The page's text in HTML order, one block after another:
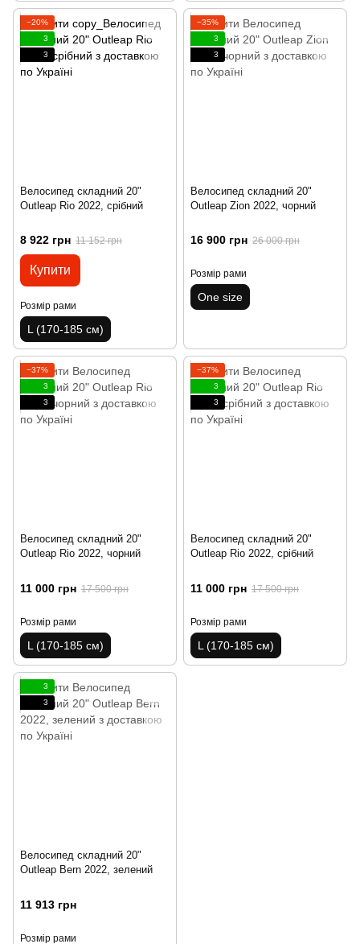
−20%
3
3
Велосипед складний 20"
Outleap Rio 2022, срібний
8 922 грн 11 152 грн
Купити
Розмір рами
L (170-185 см)
−35%
3
3
Велосипед складний 20"
Outleap Zion 2022, чорний
16 900 грн 26 000 грн
Розмір рами
One size
−37%
3
3
Велосипед складний 20"
Outleap Rio 2022, чорний
11 000 грн 17 500 грн
Розмір рами
L (170-185 см)
−37%
3
3
Велосипед складний 20"
Outleap Rio 2022, срібний
11 000 грн 17 500 грн
Розмір рами
L (170-185 см)
3
3
Велосипед складний 20"
Outleap Bern 2022, зелений
11 913 грн
Розмір рами